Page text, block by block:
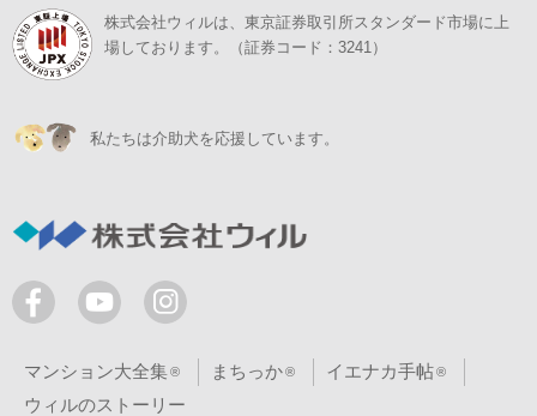
株式会社ウィルは、東京証券取引所スタンダード市場に上
場しております。（証券コード：3241）
私たちは介助犬を応援しています。
マンション大全集 まちっか
イエナカ手帖
ウィルのストーリー